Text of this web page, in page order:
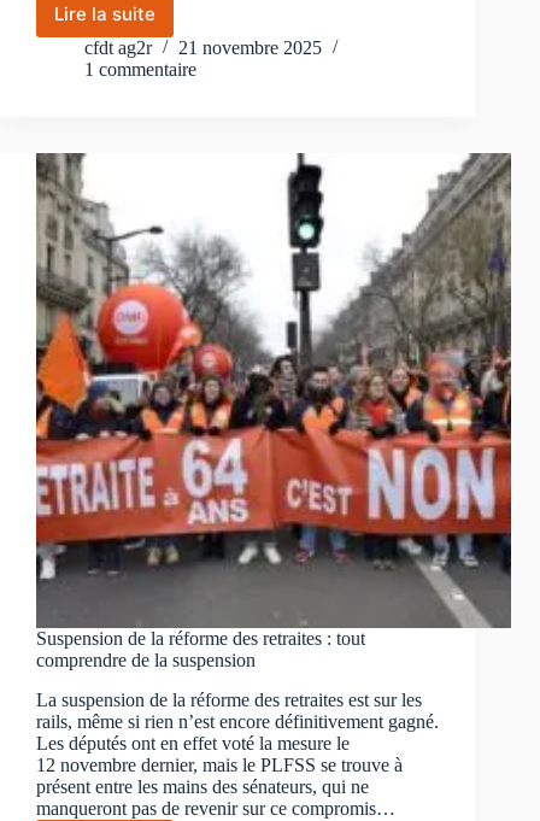
Lire la suite
25
novembre
2025
contre
les
violences
faites
aux
femmes
cfdt ag2r
21 novembre 2025
1 commentaire
Suspension de la réforme des retraites : tout
comprendre de la suspension
La suspension de la réforme des retraites est sur les
rails, même si rien n’est encore définitivement gagné.
Les députés ont en effet voté la mesure le
12 novembre dernier, mais le PLFSS se trouve à
présent entre les mains des sénateurs, qui ne
manqueront pas de revenir sur ce compromis…